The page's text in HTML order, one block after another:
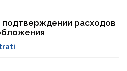
расходов